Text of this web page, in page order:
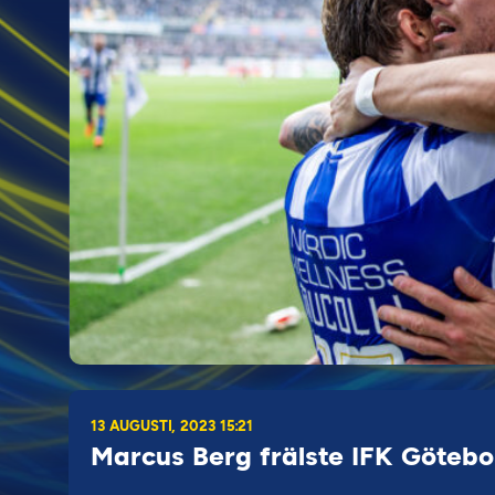
13 AUGUSTI, 2023 15:21
Marcus Berg frälste IFK